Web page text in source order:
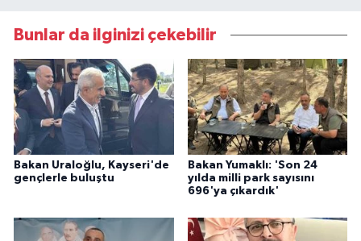
Bunlar da ilginizi çekebilir
Bakan Uraloğlu, Kayseri'de
gençlerle buluştu
Bakan Yumaklı: 'Son 24
yılda milli park sayısını
696'ya çıkardık'